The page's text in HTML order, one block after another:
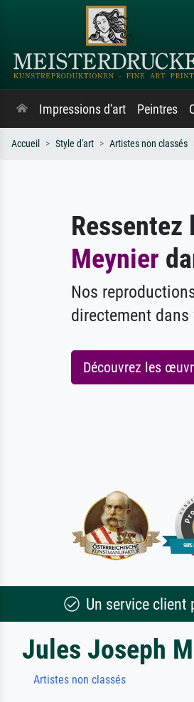
Impressions d'art Peintres
Accueil Style d'art Artistes non classés
Ressentez
Meynier
Nos
directement
Découvrez les
Un service client
Jules Joseph
Artistes non classés